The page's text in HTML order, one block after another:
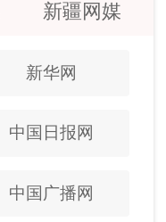
新疆网媒
新华网
中国日报网
中国广播网